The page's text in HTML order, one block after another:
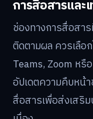
การสื่อสารและ
ช่องทางการสื่อสา
ติดตามผล ควรเลือ
Teams, Zoom หรื
อัปเดตความคืบหน้
สื่อสารเพื่อส่งเสริ